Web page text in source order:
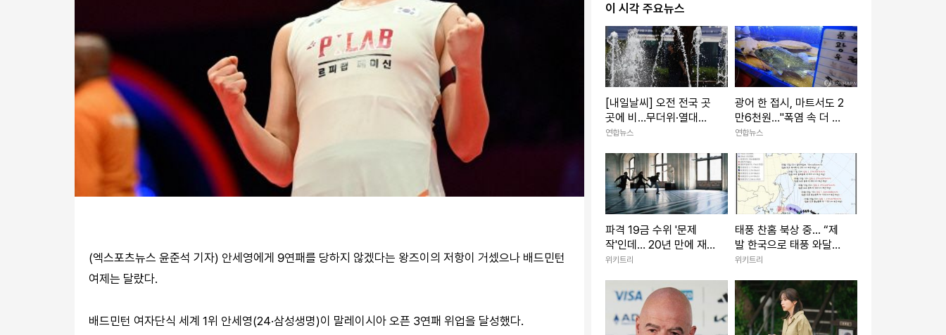
(엑스포츠뉴스 윤준석 기자) 안세영에게 9연패를 당하지 않겠다는 왕즈이의 저항이 거셌으나 배드민턴
여제는 달랐다.
배드민턴 여자단식 세계 1위 안세영(24·삼성생명)이 말레이시아 오픈 3연패 위업을 달성했다.
이 시각 주요뉴스
[내일날씨] 오전 전국 곳
곳에 비…무더위·열대야
는 계속
연합뉴스
광어 한 접시, 마트서도 2
만6천원…"폭염 속 더 오
른다"
연합뉴스
파격 19금 수위 '문제
작'인데… 20년 만에 재
개봉 확정된 영화
위키트리
태풍 찬홈 북상 중... “제
발 한국으로 태풍 와달
라” 말 나오는 이유
위키트리